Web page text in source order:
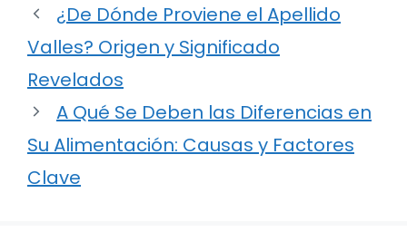
¿De Dónde Proviene el Apellido
Valles? Origen y Significado
Revelados
A Qué Se Deben las Diferencias en
Su Alimentación: Causas y Factores
Clave